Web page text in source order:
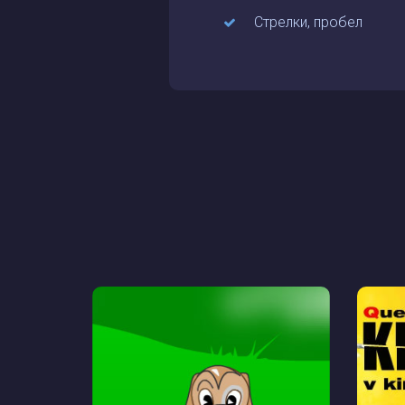
Стрелки, пробел